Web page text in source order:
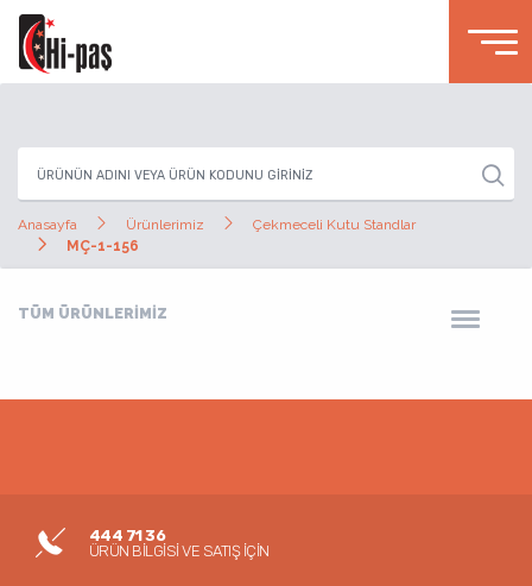
Anasayfa Ürünlerimiz
Çekmeceli Kutu Standlar
MÇ-1-156
TÜM ÜRÜNLERİMİZ
444 71 36
ÜRÜN BİLGİSİ VE SATIŞ İÇİN